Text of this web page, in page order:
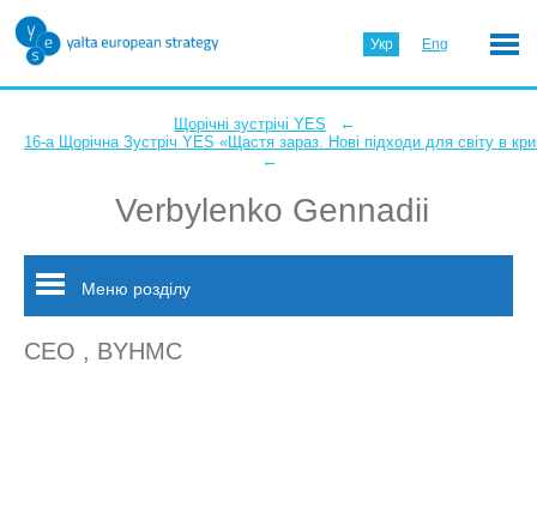
Укр Eng
Щорічні зустрічі YES ←
16-а Щорічна Зустріч YES «Щастя зараз. Нові підходи для світу в
←
Verbylenko Gennadii
Меню розділу
CEO , BYHMC